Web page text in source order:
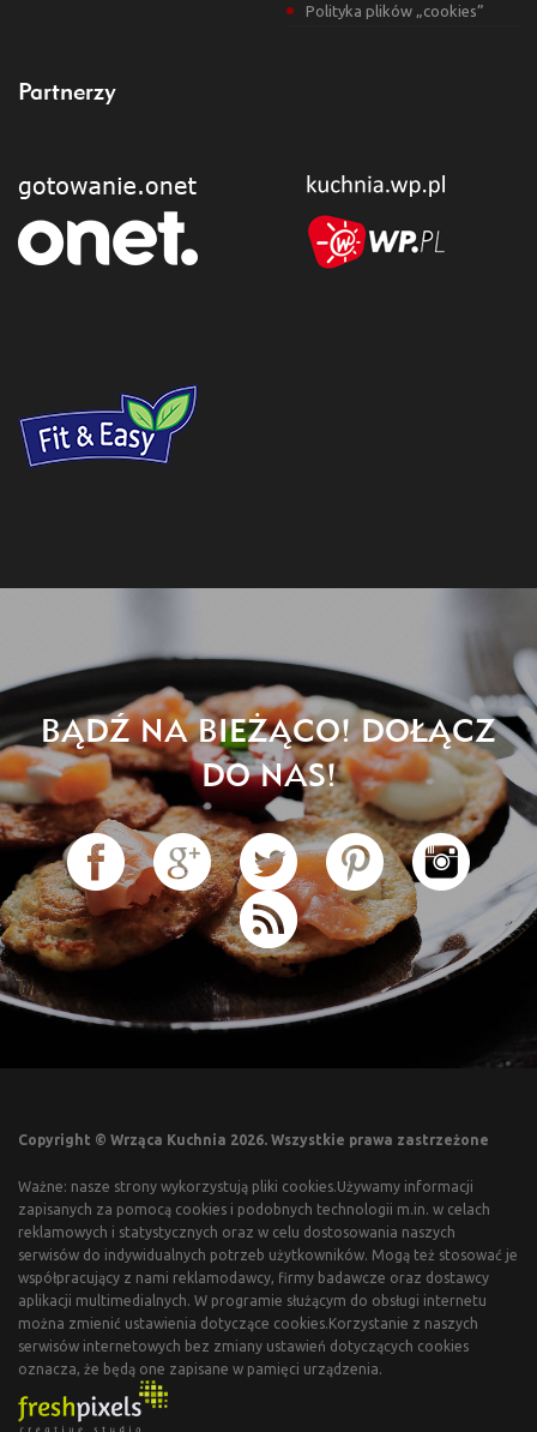
Polityka plików „cookies”
Partnerzy
BĄDŹ NA BIEŻĄCO! DOŁĄCZ
DO NAS!
Copyright © Wrząca Kuchnia 2026. Wszystkie prawa zastrzeżone
Ważne: nasze strony wykorzystują pliki cookies.Używamy informacji
zapisanych za pomocą cookies i podobnych technologii m.in. w celach
reklamowych i statystycznych oraz w celu dostosowania naszych
serwisów do indywidualnych potrzeb użytkowników. Mogą też stosować je
współpracujący z nami reklamodawcy, firmy badawcze oraz dostawcy
aplikacji multimedialnych. W programie służącym do obsługi internetu
można zmienić ustawienia dotyczące cookies.Korzystanie z naszych
serwisów internetowych bez zmiany ustawień dotyczących cookies
oznacza, że będą one zapisane w pamięci urządzenia.